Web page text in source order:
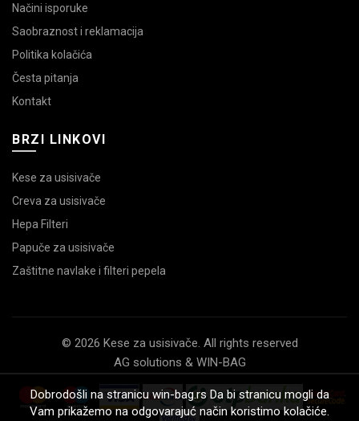
Načini isporuke
Saobraznost i reklamacija
Politika kolačića
Česta pitanja
Kontakt
BRZI LINKOVI
Kese za usisivače
Creva za usisivače
Hepa Filteri
Papuče za usisivače
Zaštitne navlake i filteri pepela
© 2026 Kese za usisivače. All rights reserved
AG solutions & WIN-BAG
Dobrodošli na stranicu win-bag.rs Da bi stranicu mogli da
Vam prikažemo na odgovarajuć način koristimo kolačiće.